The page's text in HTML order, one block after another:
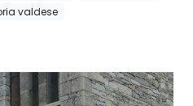
valdese